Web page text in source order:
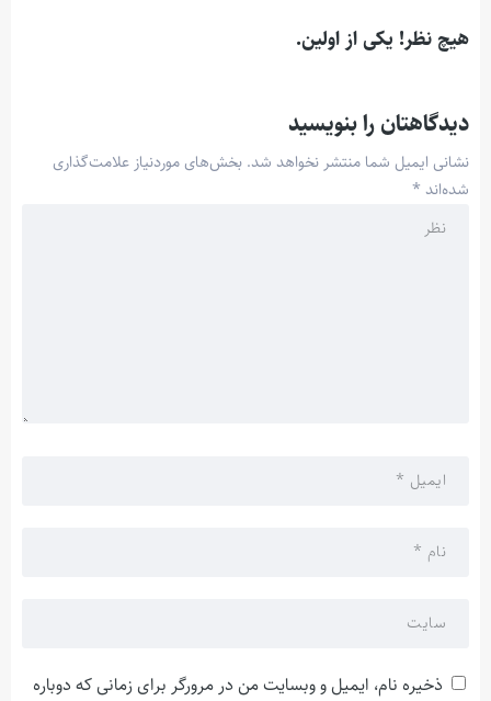
هیچ نظر! یکی از اولین.
دیدگاهتان را بنویسید
نشانی ایمیل شما منتشر نخواهد شد. بخش‌های موردنیاز علامت‌گذاری
شده‌اند *
ذخیره نام، ایمیل و وبسایت من در مرورگر برای زمانی که دوباره